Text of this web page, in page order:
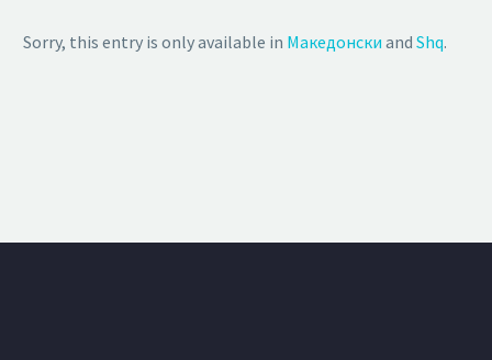
Sorry, this entry is only available in Македонски and Shq.